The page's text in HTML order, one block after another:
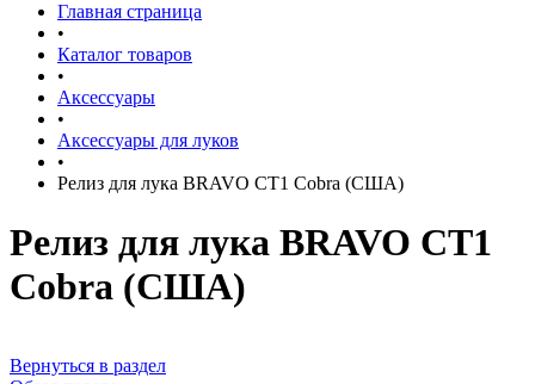
Главная страница
•
Каталог товаров
•
Аксессуары
•
Аксессуары для луков
•
Релиз для лука BRAVO CT1 Cobra (США)
Релиз для лука BRAVO CT1
Cobra (США)
Вернуться в раздел